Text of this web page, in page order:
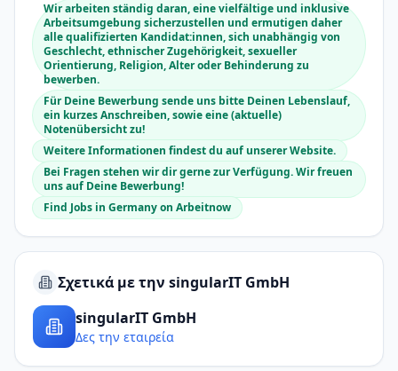
Wir arbeiten ständig daran, eine vielfältige und inklusive
Arbeitsumgebung sicherzustellen und ermutigen daher
alle qualifizierten Kandidat:innen, sich unabhängig von
Geschlecht, ethnischer Zugehörigkeit, sexueller
Orientierung, Religion, Alter oder Behinderung zu
bewerben.
Für Deine Bewerbung sende uns bitte Deinen Lebenslauf,
ein kurzes Anschreiben, sowie eine (aktuelle)
Notenübersicht zu!
Weitere Informationen findest du auf unserer Website.
Bei Fragen stehen wir dir gerne zur Verfügung. Wir freuen
uns auf Deine Bewerbung!
Find Jobs in Germany on Arbeitnow
Σχετικά με την singularIT GmbH
singularIT GmbH
Δες την εταιρεία